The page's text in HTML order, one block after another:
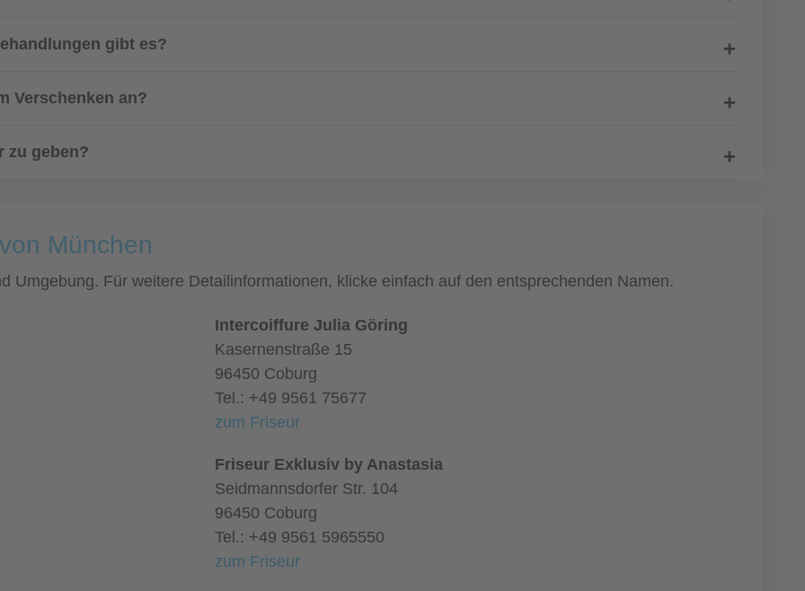
gibt es?
Verschenken an?
zu geben?
München
Umgebung. Für weitere Detailinformationen, klicke einfach auf den entsprechenden Namen.
Intercoiffure Julia Göring
Kasernenstraße 15
96450 Coburg
Tel.: +49 9561 75677
zum Friseur
Friseur Exklusiv by Anastasia
Seidmannsdorfer Str. 104
96450 Coburg
Tel.: +49 9561 5965550
zum Friseur